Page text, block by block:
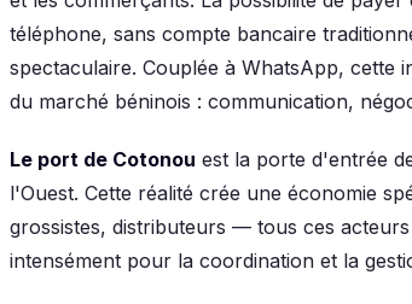
téléphone, sans compte bancaire
spectaculaire. Couplée à WhatsApp,
du marché béninois : communication,
Le port de Cotonou est la porte d'entrée
l'Ouest. Cette réalité crée une économie
grossistes, distributeurs — tous ces
intensément pour la coordination et la